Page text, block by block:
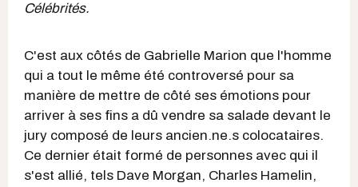
Célébrités.
C'est aux côtés de Gabrielle Marion que l'homme
qui a tout le même été controversé pour sa
manière de mettre de côté ses émotions pour
arriver à ses fins a dû vendre sa salade devant le
jury composé de leurs ancien.ne.s colocataires.
Ce dernier était formé de personnes avec qui il
s'est allié, tels Dave Morgan, Charles Hamelin,